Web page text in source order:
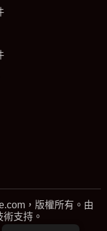
，版權所有。由
支持。